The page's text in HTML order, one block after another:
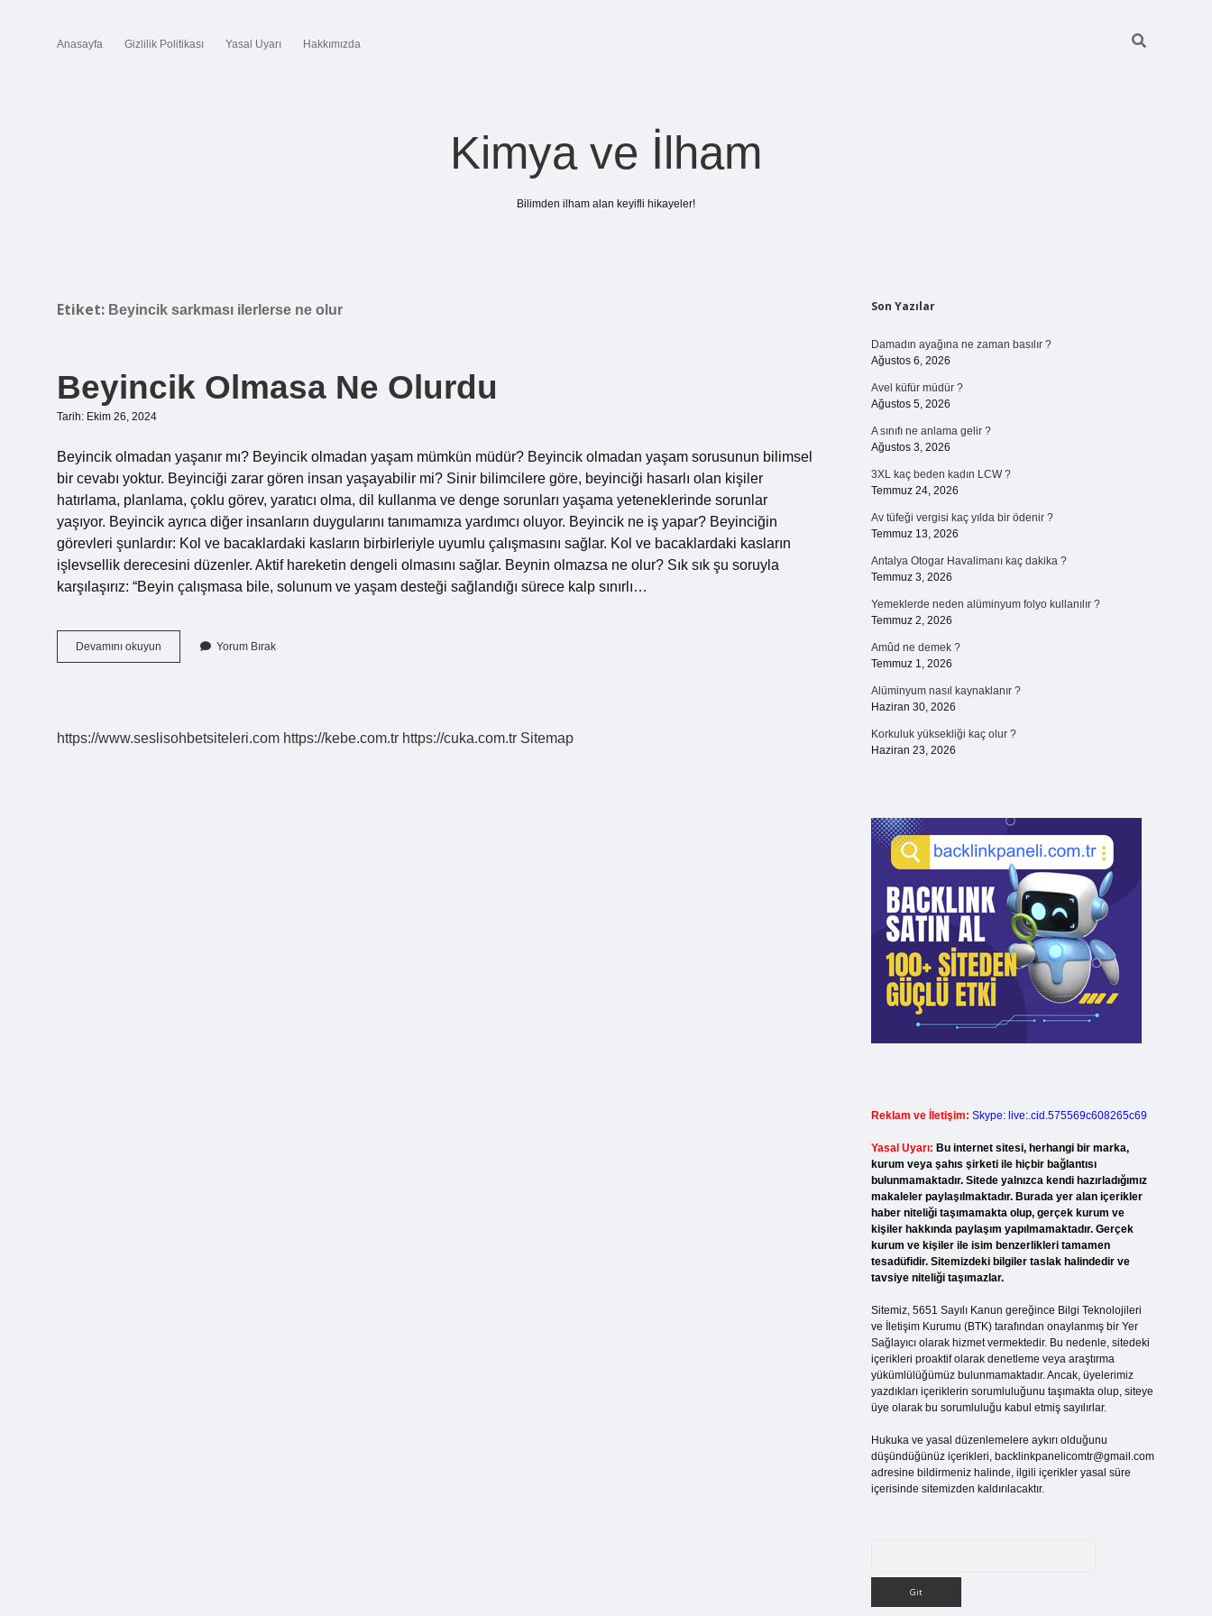
Anasayfa Gizlilik Politikası Yasal Uyarı Hakkımızda
Kimya ve İlham
Bilimden ilham alan keyifli hikayeler!
Etiket: Beyincik sarkması ilerlerse ne olur
Beyincik Olmasa Ne Olurdu
Tarih: Ekim 26, 2024
Beyincik olmadan yaşanır mı? Beyincik olmadan yaşam mümkün müdür? Beyincik olmadan yaşam sorusunun bilimsel
bir cevabı yoktur. Beyinciği zarar gören insan yaşayabilir mi? Sinir bilimcilere göre, beyinciği hasarlı olan kişiler
hatırlama, planlama, çoklu görev, yaratıcı olma, dil kullanma ve denge sorunları yaşama yeteneklerinde sorunlar
yaşıyor. Beyincik ayrıca diğer insanların duygularını tanımamıza yardımcı oluyor. Beyincik ne iş yapar? Beyinciğin
görevleri şunlardır: Kol ve bacaklardaki kasların birbirleriyle uyumlu çalışmasını sağlar. Kol ve bacaklardaki kasların
işlevsellik derecesini düzenler. Aktif hareketin dengeli olmasını sağlar. Beynin olmazsa ne olur? Sık sık şu soruyla
karşılaşırız: “Beyin çalışmasa bile, solunum ve yaşam desteği sağlandığı sürece kalp sınırlı…
Devamını okuyun Beyincik
Olmasa
Yorum Bırak
https://www.seslisohbetsiteleri.com https://kebe.com.tr https://cuka.com.tr Sitemap
Sidebar
Son Yazılar
Damadın ayağına ne zaman basılır ?
Ağustos 6, 2026
Avel küfür müdür ?
Ağustos 5, 2026
A sınıfı ne anlama gelir ?
Ağustos 3, 2026
3XL kaç beden kadın LCW ?
Temmuz 24, 2026
Av tüfeği vergisi kaç yılda bir ödenir ?
Temmuz 13, 2026
Antalya Otogar Havalimanı kaç dakika ?
Temmuz 3, 2026
Yemeklerde neden alüminyum folyo kullanılır ?
Temmuz 2, 2026
Amûd ne demek ?
Temmuz 1, 2026
Alüminyum nasıl kaynaklanır ?
Haziran 30, 2026
Korkuluk yüksekliği kaç olur ?
Haziran 23, 2026
Reklam ve İletişim: Skype: live:.cid.575569c608265c69
Yasal Uyarı: Bu internet sitesi, herhangi bir marka,
kurum veya şahıs şirketi ile hiçbir bağlantısı
bulunmamaktadır. Sitede yalnızca kendi hazırladığımız
makaleler paylaşılmaktadır. Burada yer alan içerikler
haber niteliği taşımamakta olup, gerçek kurum ve
kişiler hakkında paylaşım yapılmamaktadır. Gerçek
kurum ve kişiler ile isim benzerlikleri tamamen
tesadüfidir. Sitemizdeki bilgiler taslak halindedir ve
tavsiye niteliği taşımazlar.
Sitemiz, 5651 Sayılı Kanun gereğince Bilgi Teknolojileri
ve İletişim Kurumu (BTK) tarafından onaylanmış bir Yer
Sağlayıcı olarak hizmet vermektedir. Bu nedenle, sitedeki
içerikleri proaktif olarak denetleme veya araştırma
yükümlülüğümüz bulunmamaktadır. Ancak, üyelerimiz
yazdıkları içeriklerin sorumluluğunu taşımakta olup, siteye
üye olarak bu sorumluluğu kabul etmiş sayılırlar.
Hukuka ve yasal düzenlemelere aykırı olduğunu
düşündüğünüz içerikleri, backlinkpanelicomtr@gmail.com
adresine bildirmeniz halinde, ilgili içerikler yasal süre
içerisinde sitemizden kaldırılacaktır.